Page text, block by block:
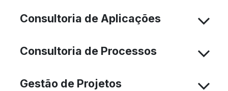
Consultoria de Aplicações
Consultoria de Processos
Gestão de Projetos